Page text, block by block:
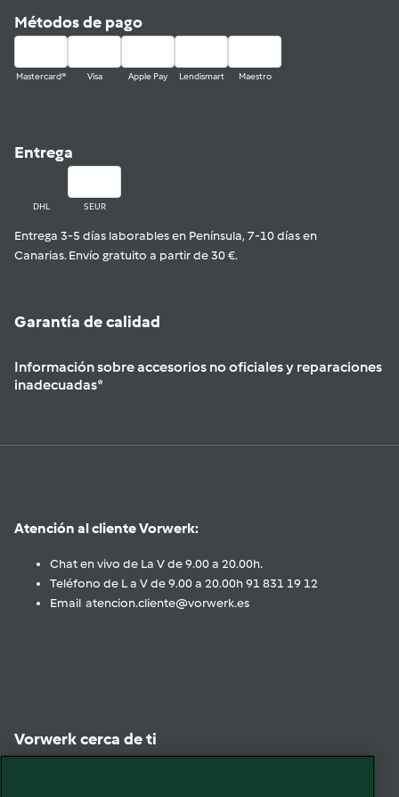
Métodos de pago
Mastercard® Visa Apple Pay Lendismart Maestro
Entrega
DHL SEUR
Entrega 3-5 días laborables en Península, 7-10 días en
Canarias. Envío gratuito a partir de 30 €.
Garantía de calidad
Información sobre accesorios no oficiales y reparaciones
inadecuadas*
Atención al cliente Vorwerk:
Chat en vivo de La V de 9.00 a 20.00h.
Teléfono de L a V de 9.00 a 20.00h 91 831 19 12
Email atencion.cliente@vorwerk.es
Vorwerk cerca de ti